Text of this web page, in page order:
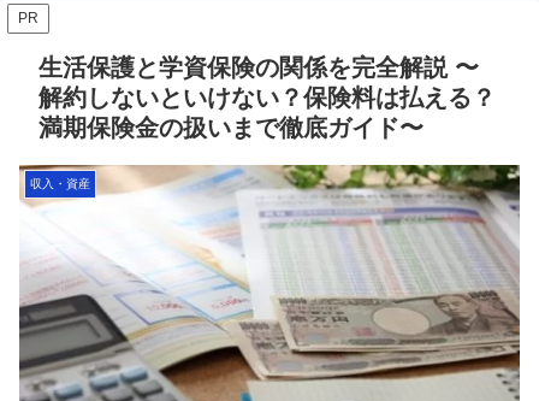
PR
生活保護と学資保険の関係を完全解説 〜
解約しないといけない？保険料は払える？
満期保険金の扱いまで徹底ガイド〜
収入・資産